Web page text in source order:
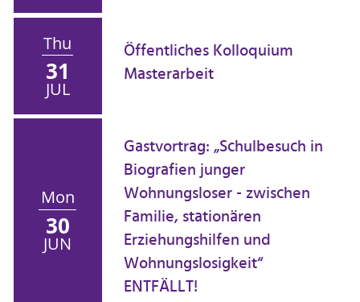
Thu
31
JUL
Öffentliches Kolloquium
Masterarbeit
Mon
30
JUN
Gastvortrag: „Schulbesuch in
Biografien junger
Wohnungsloser - zwischen
Familie, stationären
Erziehungshilfen und
Wohnungslosigkeit“
ENTFÄLLT!